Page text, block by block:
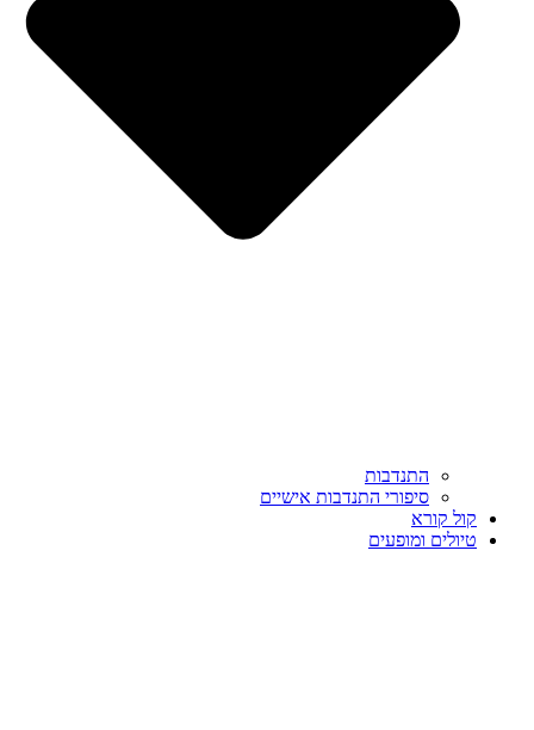
התנדבות
סיפורי התנדבות אישיים
קול קורא
טיולים ומופעים